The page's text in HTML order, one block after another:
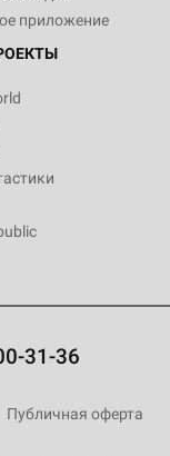
приложение
31-36
Публичная оферта